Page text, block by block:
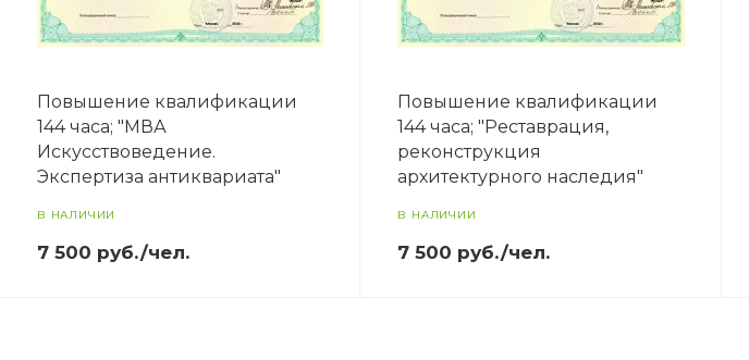
Повышение квалификации
144 часа; "МВА
Искусствоведение.
Экспертиза антиквариата"
В НАЛИЧИИ
7 500 руб./чел.
Повышение квалификации
144 часа; "Реставрация,
реконструкция
архитектурного наследия"
В НАЛИЧИИ
7 500 руб./чел.